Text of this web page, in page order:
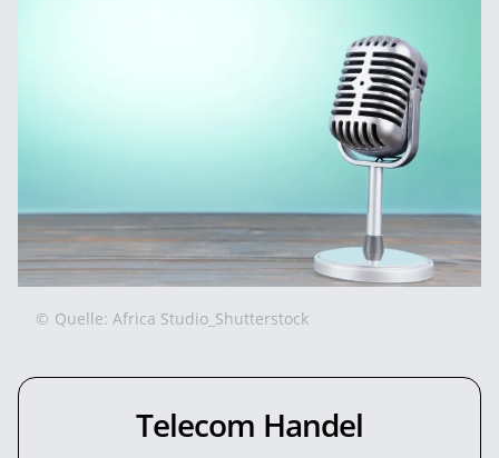
© Quelle: Africa Studio_Shutterstock
Telecom Handel